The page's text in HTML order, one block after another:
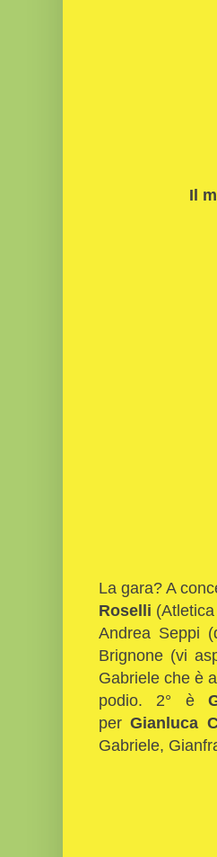
Il
La gara? A
Roselli
Andrea Seppi
Brignone (vi
Gabriele che è
podio. 2° è
perGianluca
Gabriele,